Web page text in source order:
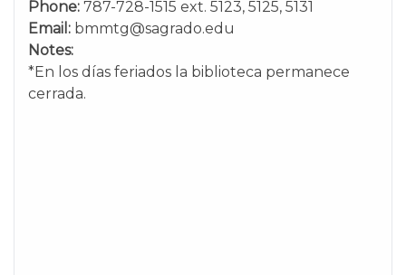
Phone: 787-728-1515 ext. 5123, 5125, 5131
Email: bmmtg@sagrado.edu
Notes:
*En los días feriados la biblioteca permanece
cerrada.